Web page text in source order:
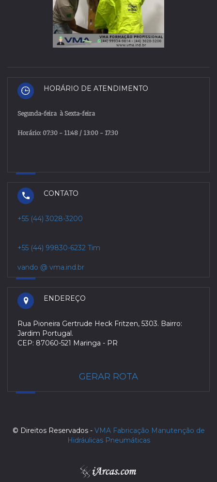
HORÁRIO DE ATENDIMENTO
Segunda-feira à Sexta-feira
Horário: 07:30 - 11:48 / 13:00 - 17:30
CONTATO
+55 (44) 3028-3200
+55 (44) 99830-6232 Tim
vando @ vma.ind.br
ENDEREÇO
Rua Pioneira Gertrude Heck Fritzen, 5303. Bairro:
Jardim Portugal.
CEP: 87060-521 Maringa - PR
GERAR ROTA
© Direitos Reservados - VMA Fabricação Manutenção de
Hidráulicas Pneumáticas